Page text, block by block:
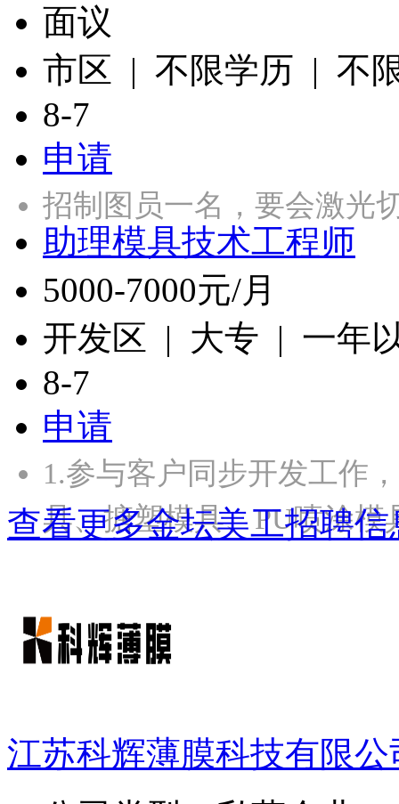
面议
市区 | 不限学历 | 不
8-7
申请
招制图员一名，要会激
助理模具技术工程师
5000-7000元/月
开发区 | 大专 | 一年
8-7
申请
1.参与客户同步开发工作
具、搪塑模具、PU喷涂
查看更多金坛美工招聘信
江苏科辉薄膜科技有限公